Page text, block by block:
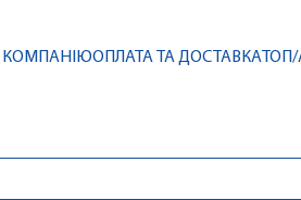
КОМПАНІЮОПЛАТА ТА ДОСТАВКАТОП/